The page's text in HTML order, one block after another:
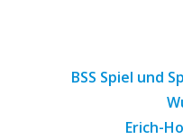
BSS Spiel und
Erich-